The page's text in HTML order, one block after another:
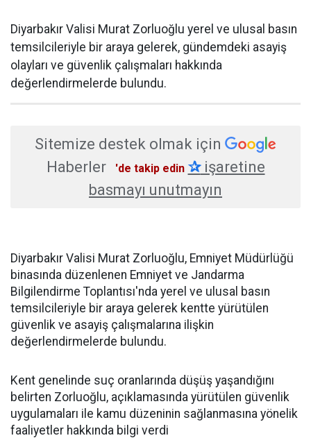
Diyarbakır Valisi Murat Zorluoğlu yerel ve ulusal basın
temsilcileriyle bir araya gelerek, gündemdeki asayiş
olayları ve güvenlik çalışmaları hakkında
değerlendirmelerde bulundu.
Sitemize destek olmak için
Haberler
'de takip edin ✰işaretine
basmayı unutmayın
Diyarbakır Valisi Murat Zorluoğlu, Emniyet Müdürlüğü
binasında düzenlenen Emniyet ve Jandarma
Bilgilendirme Toplantısı'nda yerel ve ulusal basın
temsilcileriyle bir araya gelerek kentte yürütülen
güvenlik ve asayiş çalışmalarına ilişkin
değerlendirmelerde bulundu.
Kent genelinde suç oranlarında düşüş yaşandığını
belirten Zorluoğlu, açıklamasında yürütülen güvenlik
uygulamaları ile kamu düzeninin sağlanmasına yönelik
faaliyetler hakkında bilgi verdi